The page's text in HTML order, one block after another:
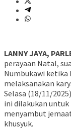
LANNY JAYA,
perayaan Natal,
Numbukawi ketika
melaksanakan
Selasa (18/11/
ini dilakukan
menyambut
khusyuk.